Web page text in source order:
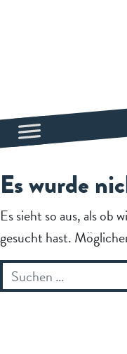
Es wurde
Es sieht so aus, als
gesucht hast.
Suche nach: